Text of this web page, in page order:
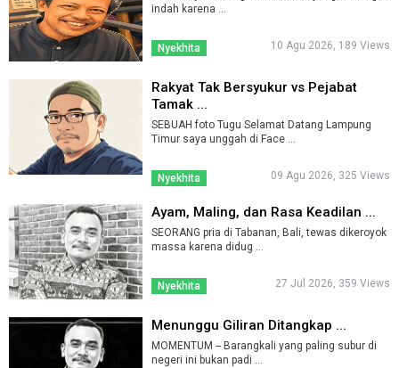
Nyekhita 10 Agu 2026, 189 Views
Rakyat Tak Bersyukur vs Pejabat
Tamak ...
SEBUAH foto Tugu Selamat Datang Lampung
Timur saya unggah di Face ...
Nyekhita 09 Agu 2026, 325 Views
Ayam, Maling, dan Rasa Keadilan ...
SEORANG pria di Tabanan, Bali, tewas dikeroyok
massa karena didug ...
Nyekhita 27 Jul 2026, 359 Views
Menunggu Giliran Ditangkap ...
MOMENTUM -- Barangkali yang paling subur di
negeri ini bukan padi ...